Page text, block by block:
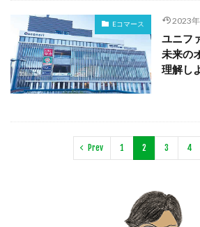
Eコマース 2023
ユニフ
未来の
理解し
Prev 1 2 3 4